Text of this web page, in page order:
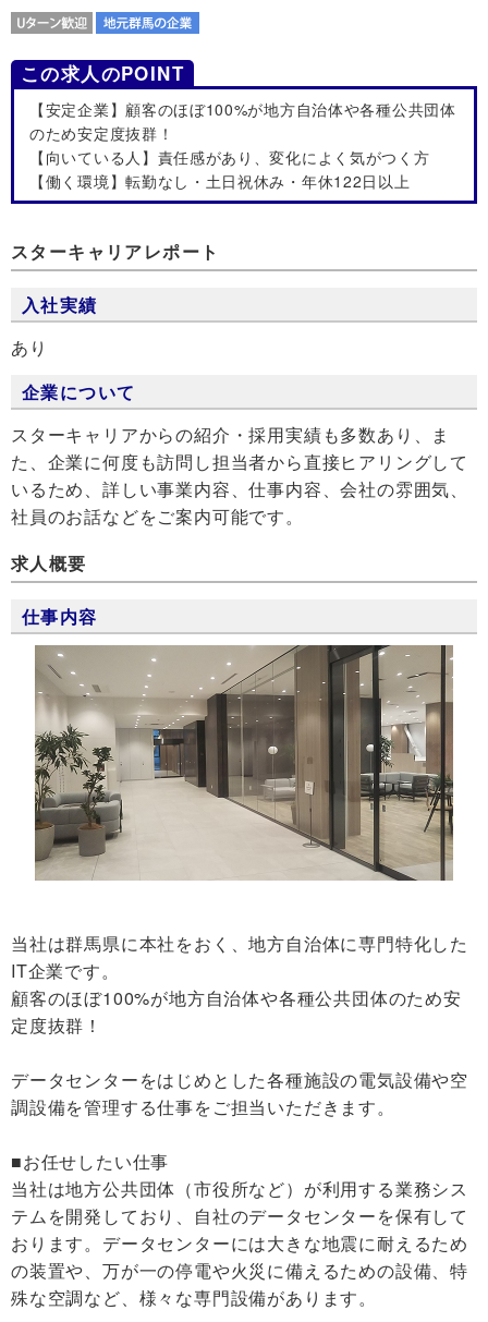
Uターン歓迎
この求人のPOINT
【安定企業】顧客のほぼ100%が地方自治体や各種公共団体
のため安定度抜群！
【向いている人】責任感があり、変化によく気がつく方
【働く環境】転勤なし・土日祝休み・年休122日以上
スターキャリアレポート
入社実績
あり
企業について
スターキャリアからの紹介・採用実績も多数あり、ま
た、企業に何度も訪問し担当者から直接ヒアリングして
いるため、詳しい事業内容、仕事内容、会社の雰囲気、
社員のお話などをご案内可能です。
求人概要
仕事内容
当社は群馬県に本社をおく、地方自治体に専門特化した
IT企業です。
顧客のほぼ100%が地方自治体や各種公共団体のため安
定度抜群！
データセンターをはじめとした各種施設の電気設備や空
調設備を管理する仕事をご担当いただきます。
■お任せしたい仕事
当社は地方公共団体（市役所など）が利用する業務シス
テムを開発しており、自社のデータセンターを保有して
おります。データセンターには大きな地震に耐えるため
の装置や、万が一の停電や火災に備えるための設備、特
殊な空調など、様々な専門設備があります。